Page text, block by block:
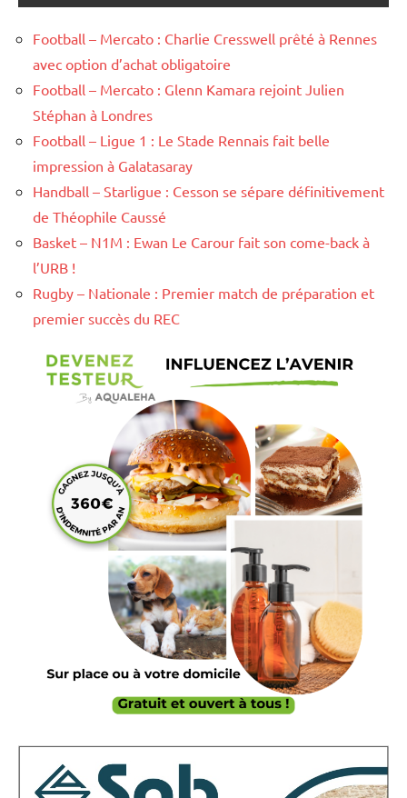
Football – Mercato : Charlie Cresswell prêté à Rennes
avec option d’achat obligatoire
Football – Mercato : Glenn Kamara rejoint Julien
Stéphan à Londres
Football – Ligue 1 : Le Stade Rennais fait belle
impression à Galatasaray
Handball – Starligue : Cesson se sépare définitivement
de Théophile Caussé
Basket – N1M : Ewan Le Carour fait son come-back à
l’URB !
Rugby – Nationale : Premier match de préparation et
premier succès du REC